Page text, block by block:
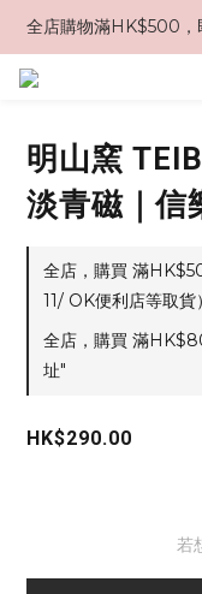
全店購物滿HK$500，
明山窯
淡青磁｜信
全店，購買 滿
11/ OK便利店等取貨）
全店，購買 滿
址"
HK$290.00
若